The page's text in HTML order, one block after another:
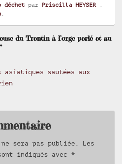
déchet par Priscilla HEYSER
du Trentin à l’orge perlé et au
sautées aux
sera pas publiée.
Les
indiqués avec *